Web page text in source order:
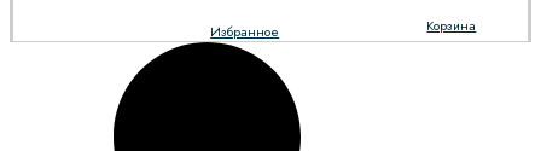
Корзина
Избранное